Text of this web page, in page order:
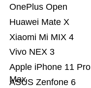
ASUS Zenfone 6
Apple iPhone 11 Pro
Max
Vivo NEX 3
Xiaomi Mi MIX 4
Huawei Mate X
OnePlus Open